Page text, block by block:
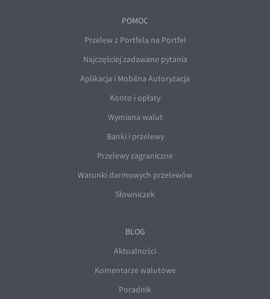
POMOC
Przelew z Portfela na Portfel
Najczęściej zadawane pytania
Aplikacja i Mobilna Autoryzacja
Konto i opłaty
Wymiana walut
Banki i przelewy
Przelewy zagraniczne
Warunki darmowych przelewów
Słowniczek
BLOG
Aktualności
Komentarze walutowe
Poradnik